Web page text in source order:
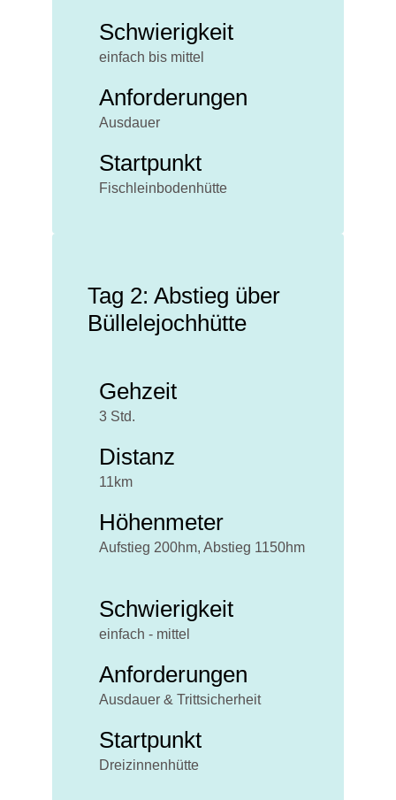
Schwierigkeit
einfach bis mittel
Anforderungen
Ausdauer
Startpunkt
Fischleinbodenhütte
Tag 2: Abstieg über
Büllelejochhütte
Gehzeit
3 Std.
Distanz
11km
Höhenmeter
Aufstieg 200hm, Abstieg 1150hm
Schwierigkeit
einfach - mittel
Anforderungen
Ausdauer & Trittsicherheit
Startpunkt
Dreizinnenhütte